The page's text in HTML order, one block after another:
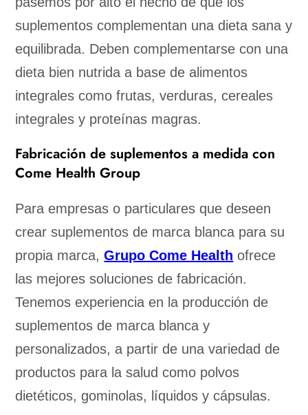
suplementos complementan una dieta sana y
equilibrada. Deben complementarse con una
dieta bien nutrida a base de alimentos
integrales como frutas, verduras, cereales
integrales y proteínas magras.
Fabricación de suplementos a medida con
Come Health Group
Para empresas o particulares que deseen
crear suplementos de marca blanca para su
propia marca,Grupo Come Health ofrece
las mejores soluciones de fabricación.
Tenemos experiencia en la producción de
suplementos de marca blanca y
personalizados, a partir de una variedad de
productos para la salud como polvos
dietéticos, gominolas, líquidos y cápsulas.